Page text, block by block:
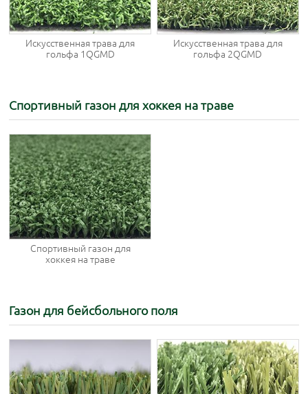
Искусственная трава для
гольфа 1QGMD
Искусственная трава для
гольфа 2QGMD
Спортивный газон для хоккея на траве
Спортивный газон для
хоккея на траве
Газон для бейсбольного поля